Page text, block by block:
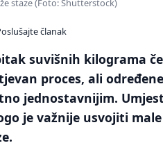
staze (Foto: Shutterstock)
članak
suvišnih kilograma
proces, ali
jednostavnijim.
je važnije usvojiti